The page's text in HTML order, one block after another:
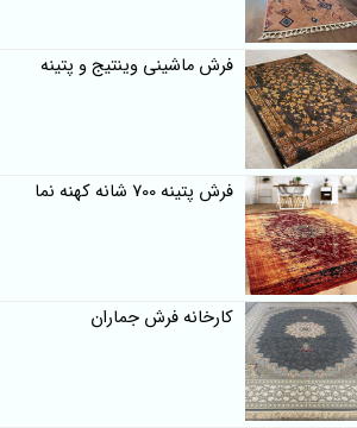
فرش ماشینی وینتیج و پتینه
فرش پتینه 700 شانه کهنه نما
کارخانه فرش جماران